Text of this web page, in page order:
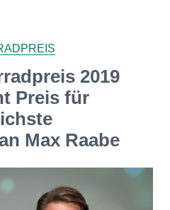
2019
Preis für
Max Raabe